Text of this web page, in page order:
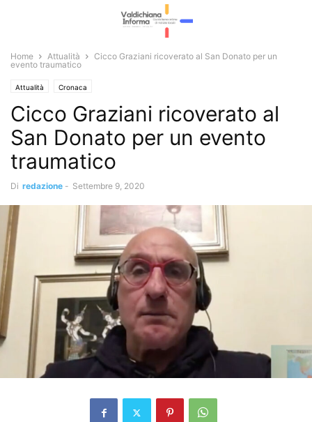
Home Attualità
Cicco Graziani ricoverato al San Donato per un
evento traumatico
Attualità Cronaca
Cicco Graziani ricoverato al
San Donato per un evento
traumatico
Di redazione - Settembre 9, 2020